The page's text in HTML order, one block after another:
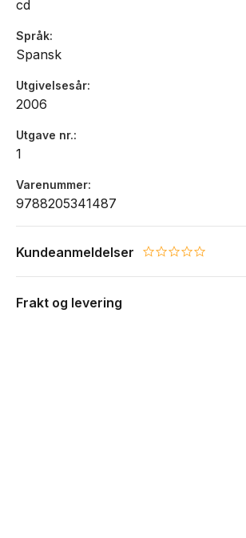
cd
Språk
Spansk
Utgivelsesår
2006
Utgave nr.
1
Varenummer
9788205341487
Kundeanmeldelser 0.0 star rating
Frakt og levering